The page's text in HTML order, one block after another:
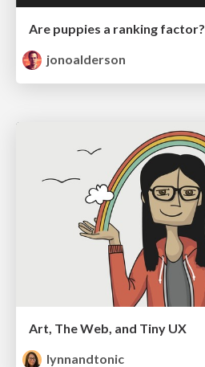
Are puppies a ranking factor?
jonoalderson
Art, The Web, and Tiny UX
lynnandtonic